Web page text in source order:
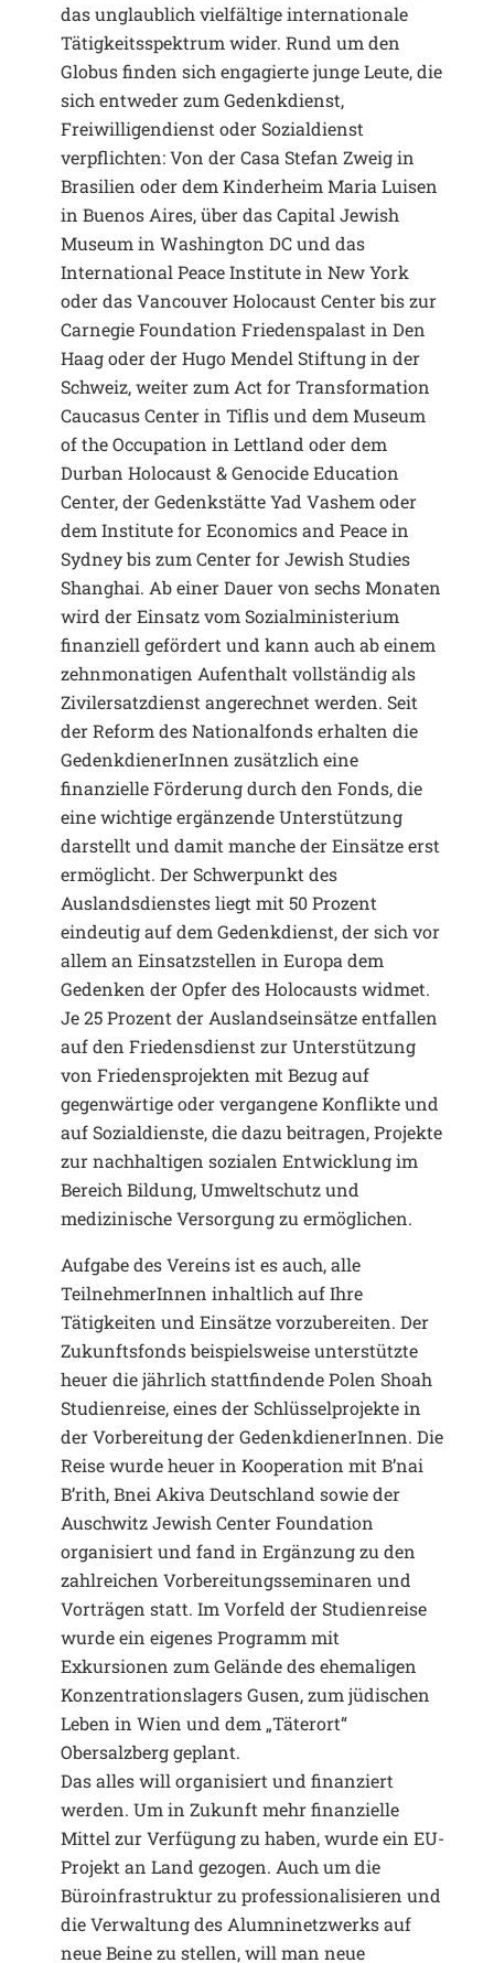
das unglaublich vielfältige internationale
Tätigkeitsspektrum wider. Rund um den
Globus finden sich engagierte junge Leute, die
sich entweder zum Gedenkdienst,
Freiwilligendienst oder Sozialdienst
verpflichten: Von der Casa Stefan Zweig in
Brasilien oder dem Kinderheim Maria Luisen
in Buenos Aires, über das Capital Jewish
Museum in Washington DC und das
International Peace Institute in New York
oder das Vancouver Holocaust Center bis zur
Carnegie Foundation Friedenspalast in Den
Haag oder der Hugo Mendel Stiftung in der
Schweiz, weiter zum Act for Transformation
Caucasus Center in Tiflis und dem Museum
of the Occupation in Lettland oder dem
Durban Holocaust & Genocide Education
Center, der Gedenkstätte Yad Vashem oder
dem Institute for Economics and Peace in
Sydney bis zum Center for Jewish Studies
Shanghai. Ab einer Dauer von sechs Monaten
wird der Einsatz vom Sozialministerium
finanziell gefördert und kann auch ab einem
zehnmonatigen Aufenthalt vollständig als
Zivilersatzdienst angerechnet werden. Seit
der Reform des Nationalfonds erhalten die
GedenkdienerInnen zusätzlich eine
finanzielle Förderung durch den Fonds, die
eine wichtige ergänzende Unterstützung
darstellt und damit manche der Einsätze erst
ermöglicht. Der Schwerpunkt des
Auslandsdienstes liegt mit 50 Prozent
eindeutig auf dem Gedenkdienst, der sich vor
allem an Einsatzstellen in Europa dem
Gedenken der Opfer des Holocausts widmet.
Je 25 Prozent der Auslandseinsätze entfallen
auf den Friedensdienst zur Unterstützung
von Friedensprojekten mit Bezug auf
gegenwärtige oder vergangene Konflikte und
auf Sozialdienste, die dazu beitragen, Projekte
zur nachhaltigen sozialen Entwicklung im
Bereich Bildung, Umweltschutz und
medizinische Versorgung zu ermöglichen.
Aufgabe des Vereins ist es auch, alle
TeilnehmerInnen inhaltlich auf Ihre
Tätigkeiten und Einsätze vorzubereiten. Der
Zukunftsfonds beispielsweise unterstützte
heuer die jährlich stattfindende Polen Shoah
Studienreise, eines der Schlüsselprojekte in
der Vorbereitung der GedenkdienerInnen. Die
Reise wurde heuer in Kooperation mit B’nai
B’rith, Bnei Akiva Deutschland sowie der
Auschwitz Jewish Center Foundation
organisiert und fand in Ergänzung zu den
zahlreichen Vorbereitungsseminaren und
Vorträgen statt. Im Vorfeld der Studienreise
wurde ein eigenes Programm mit
Exkursionen zum Gelände des ehemaligen
Konzentrationslagers Gusen, zum jüdischen
Leben in Wien und dem „Täterort“
Obersalzberg geplant.
Das alles will organisiert und finanziert
werden. Um in Zukunft mehr finanzielle
Mittel zur Verfügung zu haben, wurde ein EU-
Projekt an Land gezogen. Auch um die
Büroinfrastruktur zu professionalisieren und
die Verwaltung des Alumninetzwerks auf
neue Beine zu stellen, will man neue